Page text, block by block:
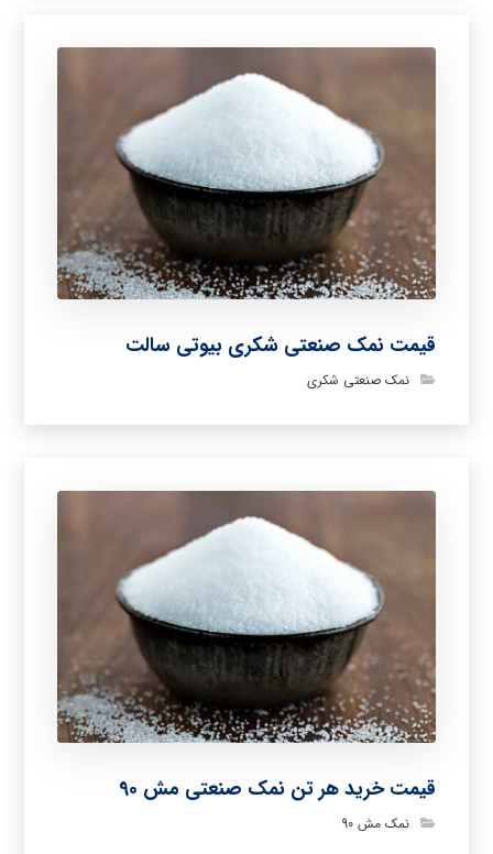
قیمت نمک صنعتی شکری بیوتی سالت
نمک صنعتی شکری
قیمت خرید هر تن نمک صنعتی مش 90
نمک مش 90